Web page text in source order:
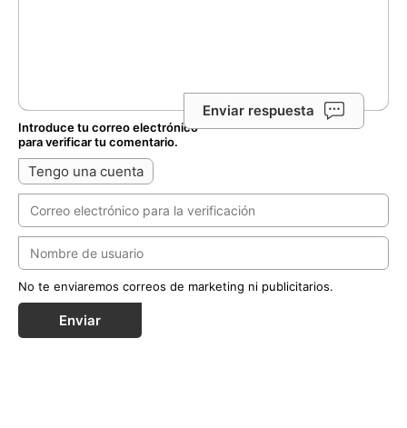
Enviar respuesta
Introduce tu correo electrónico
para verificar tu comentario.
Tengo una cuenta
No te enviaremos correos de marketing ni publicitarios.
Enviar